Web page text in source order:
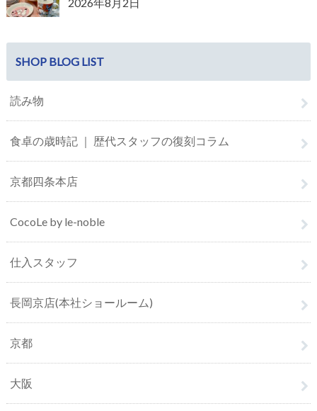
SHOP BLOG LIST
読み物
食卓の歳時記 ｜ 歴代スタッフの復刻コラム
京都四条本店
CocoLe by le-noble
仕入スタッフ
長岡京店(本社ショールーム)
京都
大阪